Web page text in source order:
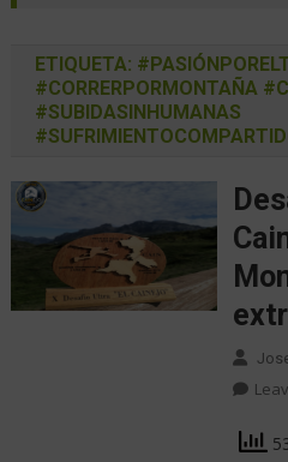
ETIQUETA:
#CORRERPORMONTAÑA
#SUBIDASINHUMANAS